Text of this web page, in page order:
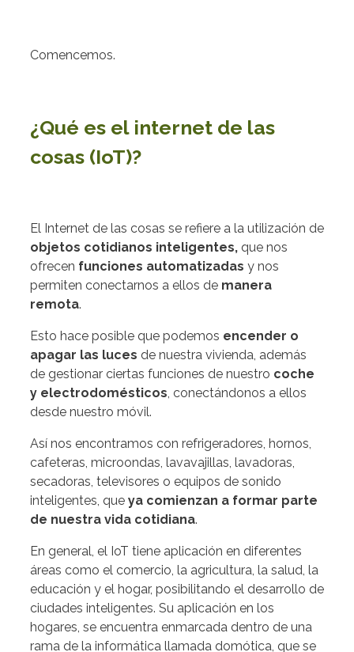
Comencemos.
¿Qué es el internet de las
cosas (IoT)?
El Internet de las cosas se refiere a la utilización de
objetos cotidianos inteligentes, que nos
ofrecen funciones automatizadas y nos
permiten conectarnos a ellos de manera
remota.
Esto hace posible que podemos encender o
apagar las luces de nuestra vivienda, además
de gestionar ciertas funciones de nuestro coche
y electrodomésticos, conectándonos a ellos
desde nuestro móvil.
Así nos encontramos con refrigeradores, hornos,
cafeteras, microondas, lavavajillas, lavadoras,
secadoras, televisores o equipos de sonido
inteligentes, que ya comienzan a formar parte
de nuestra vida cotidiana.
En general, el IoT tiene aplicación en diferentes
áreas como el comercio, la agricultura, la salud, la
educación y el hogar, posibilitando el desarrollo de
ciudades inteligentes. Su aplicación en los
hogares, se encuentra enmarcada dentro de una
rama de la informática llamada domótica, que se